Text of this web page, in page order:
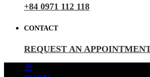
+84 0971 112 118
CONTACT
REQUEST AN
집